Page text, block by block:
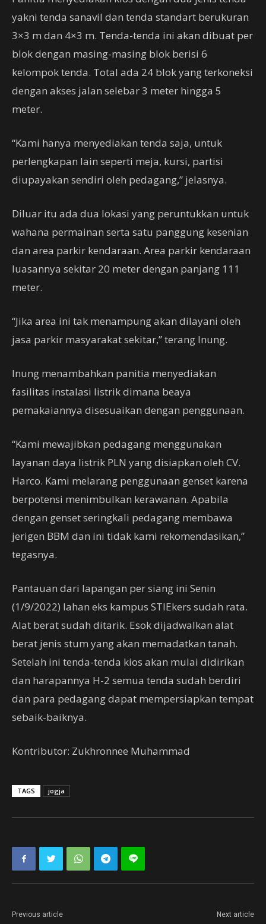
yakni tenda sanavil dan tenda standart berukuran
3×3 m dan 4×3 m. Tenda-tenda ini akan dibuat per
blok dengan masing-masing blok berisi 6
kelompok tenda. Total ada 24 blok yang terkoneksi
dengan akses jalan selebar 3 meter hingga 5
meter.
“Kami hanya menyediakan tenda saja, untuk
perlengkapan lain seperti meja, kursi, partisi
diupayakan sendiri oleh pedagang,” jelasnya.
Diluar itu ada dua lokasi yang peruntukkan untuk
wahana permainan serta satu panggung kesenian
dan area parkir kendaraan. Area parkir kendaraan
luasannya sekitar 20 meter dengan panjang 111
meter.
“Jika area ini tak menampung akan dilayani oleh
jasa parkir masyarakat sekitar,” terang Inung.
Inung menambahkan panitia menyediakan
fasilitas instalasi listrik dimana beaya
pemakaiannya disesuaikan dengan penggunaan.
“Kami mewajibkan pedagang menggunakan
layanan daya listrik PLN yang disiapkan oleh CV.
Harco. Kami melarang penggunaan genset karena
berpotensi menimbulkan kerawanan. Apabila
dengan genset seringkali pedagang membawa
jerigen BBM dan ini tidak kami rekomendasikan,”
tegasnya.
Pantauan dari lapangan per siang ini Senin
(1/9/2022) lahan eks kampus STIEkers sudah rata.
Alat berat sudah ditarik. Esok dijadwalkan alat
berat jenis stum yang akan memadatkan tanah.
Setelah ini tenda-tenda kios akan mulai didirikan
dan harapannya H-2 semua tenda sudah berdiri
dan para pedagang dapat mempersiapkan tempat
sebaik-baiknya.
Kontributor: Zukhronnee Muhammad
TAGS jogja
Previous article Next article